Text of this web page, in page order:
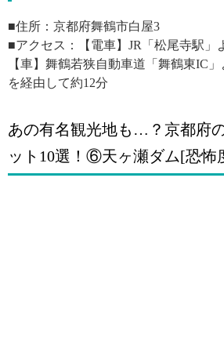
■住所： 京都府舞鶴市白屋3
■アクセス：【電車】JR「松尾寺駅」
【車】舞鶴若狭自動車道「舞鶴東IC
を経由して約12分
あの有名観光地も…？京都府
ット10選！⑥天ヶ瀬ダム[恐